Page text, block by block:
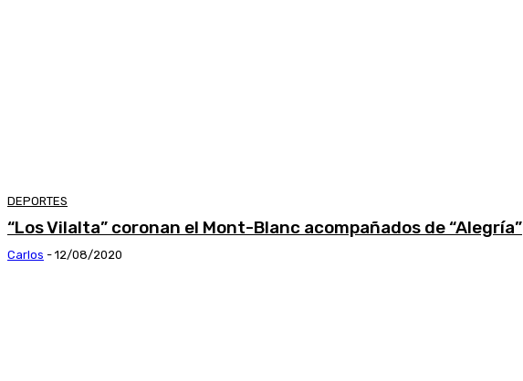
DEPORTES
“Los Vilalta” coronan el Mont-Blanc acompañados de “Alegría”
Carlos - 12/08/2020